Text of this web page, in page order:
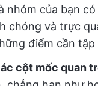
nhóm của bạn
chóng và trực
điểm cần
cột mốc quan